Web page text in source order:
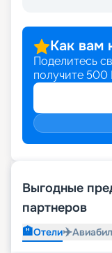
Как вам
Поделитесь
получите 500
Выгодные
партнеров
🏨Отели✈️